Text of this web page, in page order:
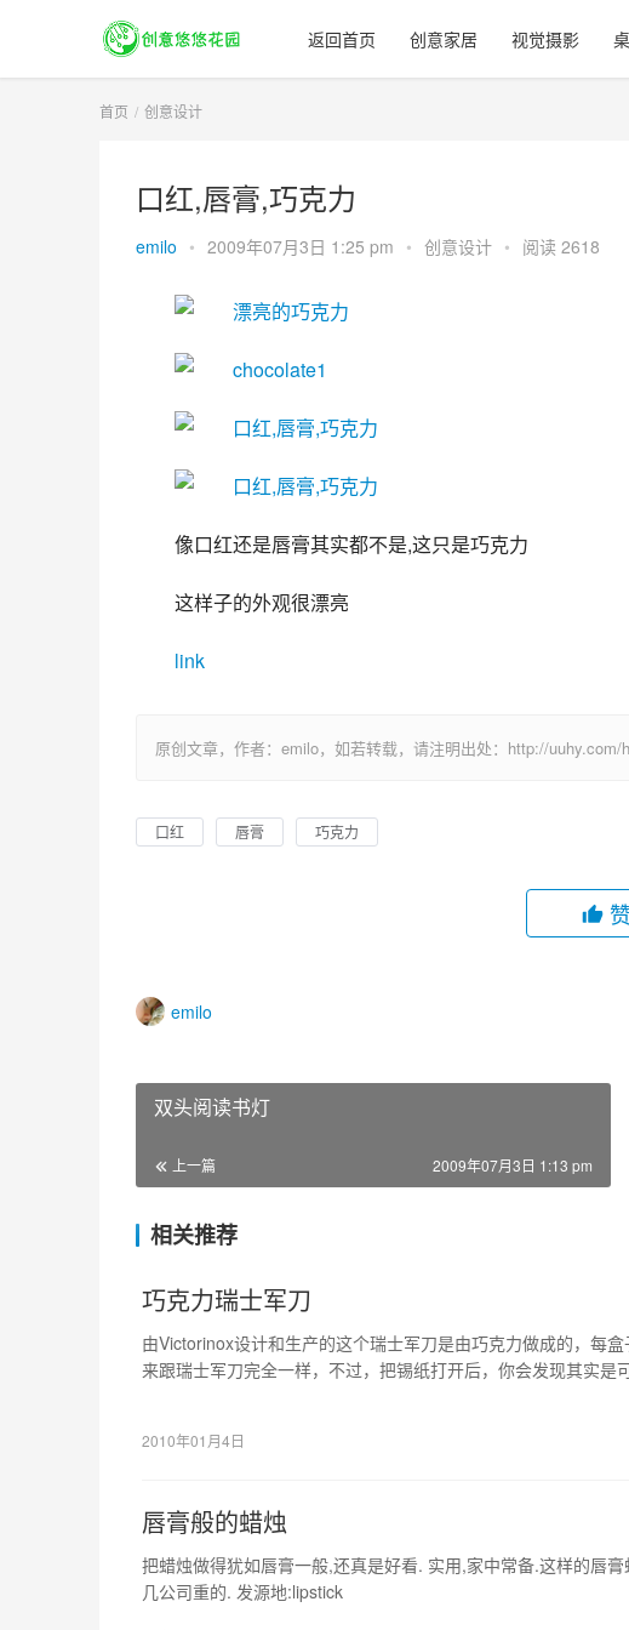
返回首页 创意家居 视觉摄影
首页 创意设计
口红,唇膏,巧克力
emilo • 2009年07月3日 1:25 pm • 创意设计 • 阅读 2618
像口红还是唇膏其实都不是,这只是巧克力
这样子的外观很漂亮
link
原创文章，作者：emilo，如若转载，请注明出处：http://uuhy.com/
口红 唇膏 巧克力
emilo
双头阅读书灯
上一篇 2009年07月3日 1:13 pm
相关推荐
巧克力瑞士军刀
由Victorinox设计和生产的这个瑞士军刀是由巧克力做成的，每
来跟瑞士军刀完全一样，不过，把锡纸打开后，你会发现其实是
2010年01月4日
唇膏般的蜡烛
把蜡烛做得犹如唇膏一般,还真是好看. 实用,家中常备.这样的唇
几公司重的. 发源地:lipstick